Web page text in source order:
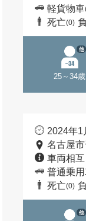
軽貨物車
死亡(0)
25～34歳
他
2024年1
名古屋
車両相
普通乗用
死亡(0)
他